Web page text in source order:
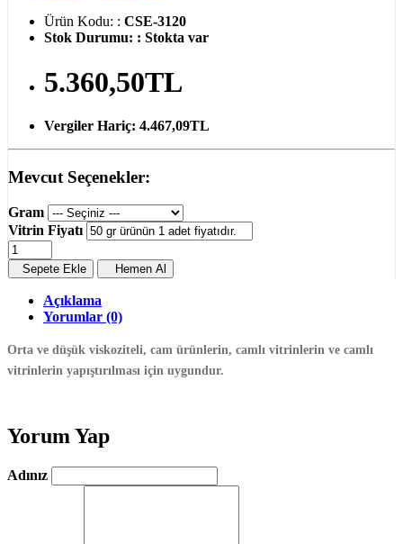
Ürün Kodu: : CSE-3120
Stok Durumu: : Stokta var
5.360,50TL
Vergiler Hariç: 4.467,09TL
Mevcut Seçenekler:
Gram
Vitrin Fiyatı
Sepete Ekle Hemen Al
Açıklama
Yorumlar (0)
Orta ve düşük viskoziteli, cam ürünlerin, camlı vitrinlerin ve camlı
vitrinlerin yapıştırılması için uygundur.
Yorum Yap
Adınız